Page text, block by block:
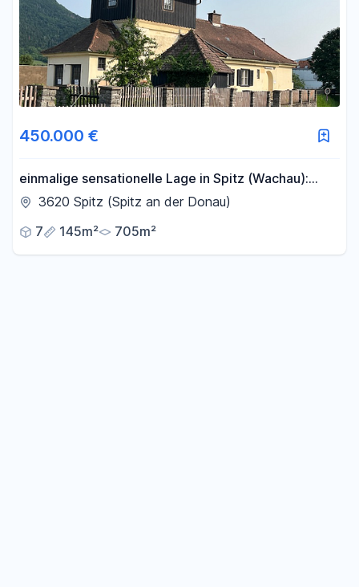
450.000 €
einmalige sensationelle Lage in Spitz (Wachau):
Einfamilienhaus / 2 Ferienwohnungen
3620 Spitz (Spitz an der Donau)
7
145m² 705m²